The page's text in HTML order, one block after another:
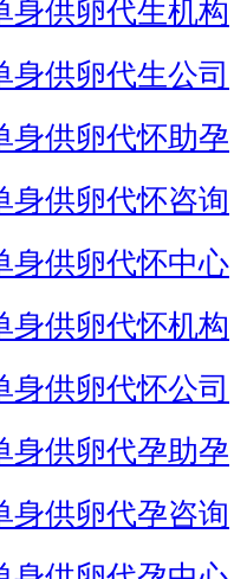
身供卵代生机构
身供卵代生公司
身供卵代怀助孕
身供卵代怀咨询
身供卵代怀中心
身供卵代怀机构
身供卵代怀公司
身供卵代孕助孕
身供卵代孕咨询